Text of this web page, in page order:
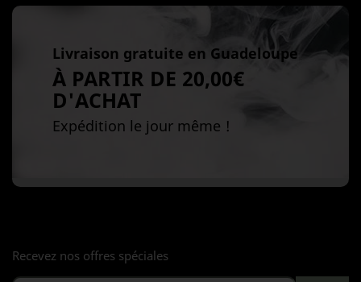
Livraison gratuite en Guadeloupe
À PARTIR DE 20,00€
D'ACHAT
Expédition le jour même !
Recevez nos offres spéciales